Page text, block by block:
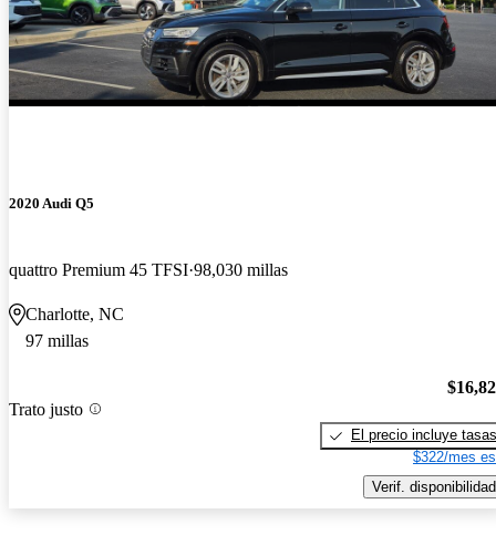
2020 Audi Q5
quattro Premium 45 TFSI 98,030 millas
Charlotte, NC
97 millas
Trato justo
El precio incluye tasas
$322/mes
Verif. disponibilidad